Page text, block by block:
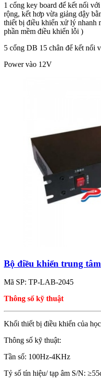
1 cổng key board để kết nối
rộng, kết hơp vừa giảng dậy
thiết bị điều khiển xử lý nhanh
phần mềm điều khiển lỗi )
5 cổng DB 15 chân để kết nối
Power vào 12V
Bộ điều khiển trung tâm
Mã SP: TP-LAB-2045
Thông số kỹ thuật
Khối thiết bị điều khiển của
Thông số kỹ thuật:
Tần số: 100Hz-4KHz
Tỷ số tín hiệu/ tạp âm S/N: